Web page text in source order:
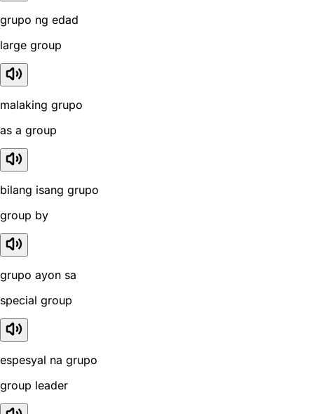
grupo ng edad
large group
malaking grupo
as a group
bilang isang grupo
group by
grupo ayon sa
special group
espesyal na grupo
group leader